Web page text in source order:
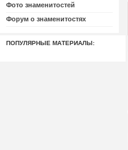
Фото знаменитостей
Форум о знаменитостях
ПОПУЛЯРНЫЕ МАТЕРИАЛЫ: